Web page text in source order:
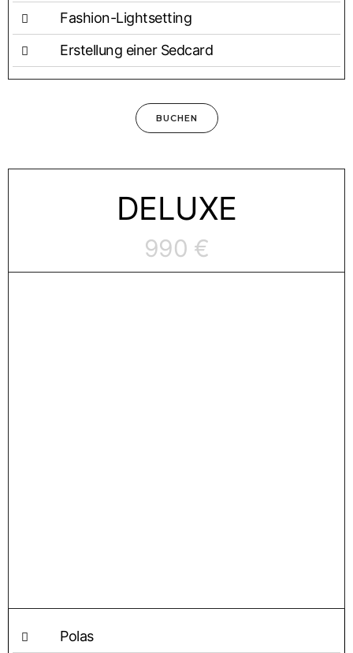
Fashion-Light­set­ting
Erstel­lung einer Sedcard
BUCHEN
DELU­XE
990 €
Polas